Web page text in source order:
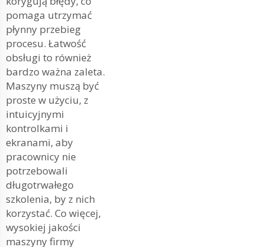
pomaga utrzymać
płynny przebieg
procesu. Łatwość
obsługi to również
bardzo ważna zaleta.
Maszyny muszą być
proste w użyciu, z
intuicyjnymi
kontrolkami i
ekranami, aby
pracownicy nie
potrzebowali
długotrwałego
szkolenia, by z nich
korzystać. Co więcej,
wysokiej jakości
maszyny firmy